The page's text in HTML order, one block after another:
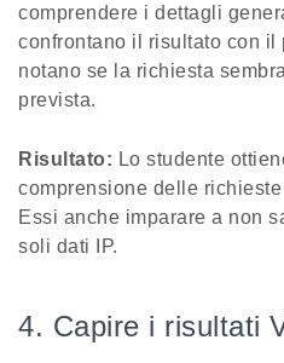
comprendere i dettagli
confrontano il risultato con il
notano se la richiesta
prevista.
Risultato: Lo studente
comprensione delle
Essi anche imparare a non
soli dati IP.
4. Capire i risultati